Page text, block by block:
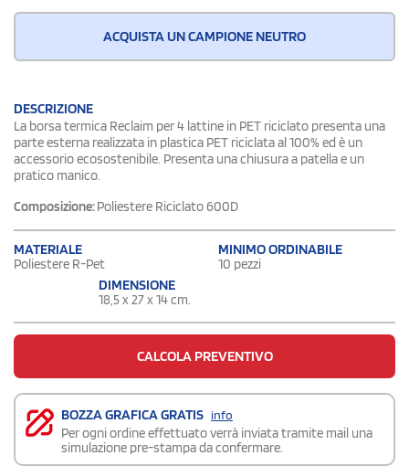
ACQUISTA UN CAMPIONE NEUTRO
DESCRIZIONE
La borsa termica Reclaim per 4 lattine in PET riciclato presenta una
parte esterna realizzata in plastica PET riciclata al 100% ed è un
accessorio ecosostenibile. Presenta una chiusura a patella e un
pratico manico.
Composizione:Poliestere Riciclato 600D
MATERIALE
Poliestere R-Pet
MINIMO ORDINABILE
10 pezzi
DIMENSIONE
18,5 x 27 x 14 cm.
CALCOLA PREVENTIVO
BOZZA GRAFICA GRATIS info
Per ogni ordine effettuato verrà inviata tramite mail una
simulazione pre-stampa da confermare.